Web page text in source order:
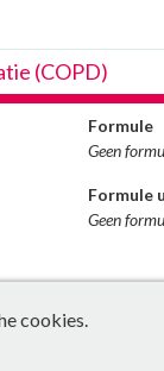
(COPD)
Formule
Geen
Formule
Geen
cookies.